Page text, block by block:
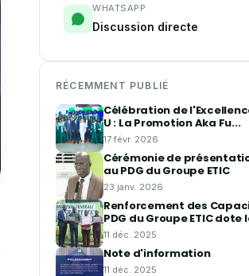
WHATSAPP
Discussion directe
RÉCEMMENT PUBLIÉ
Célébration de
U : La Promotion Aka Fu...
17 févr. 2026
Cérémonie de
au PDG du Groupe ETIC
23 janv. 2026
Renforcement des
PDG du Groupe ETIC dote
11 déc. 2025
Note d'information
11 déc. 2025